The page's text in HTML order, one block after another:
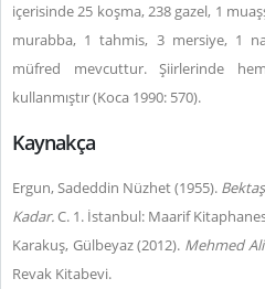
içerisinde 25 koşma, 238 gazel, 1
murabba, 1 tahmis, 3 mersiye, 1
müfred mevcuttur. Şiirlerinde
kullanmıştır (Koca 1990: 570).
Kaynakça
Ergun, Sadeddin Nüzhet (1955).
Kadar.C. 1. İstanbul: Maarif
Karakuş, Gülbeyaz (2012). Mehmed
Revak Kitabevi.